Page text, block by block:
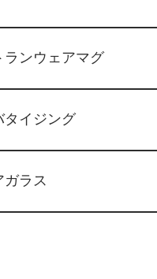
ランウェアマグ
タイジング
ガラス